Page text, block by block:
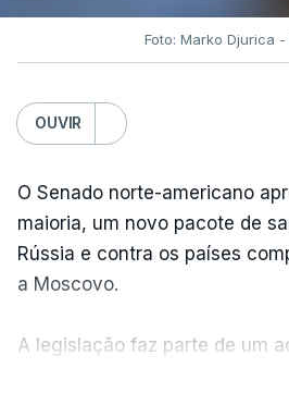
Foto: Marko Djurica -
OUVIR
O Senado norte-americano
maioria, um novo pacote de
Rússia e contra os países
a Moscovo.
A legislação faz parte de um